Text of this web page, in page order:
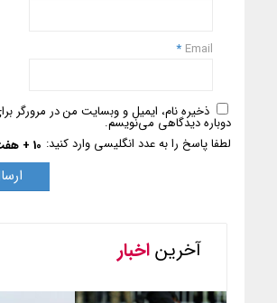
Email
*
ذخیره نام، ایمیل و وبسایت من در مرورگر
دوباره دیدگاهی می‌نویسم.
لطفا پاسخ را به عدد انگلیسی وارد کنید: 10 + هفت =
آخریناخبار